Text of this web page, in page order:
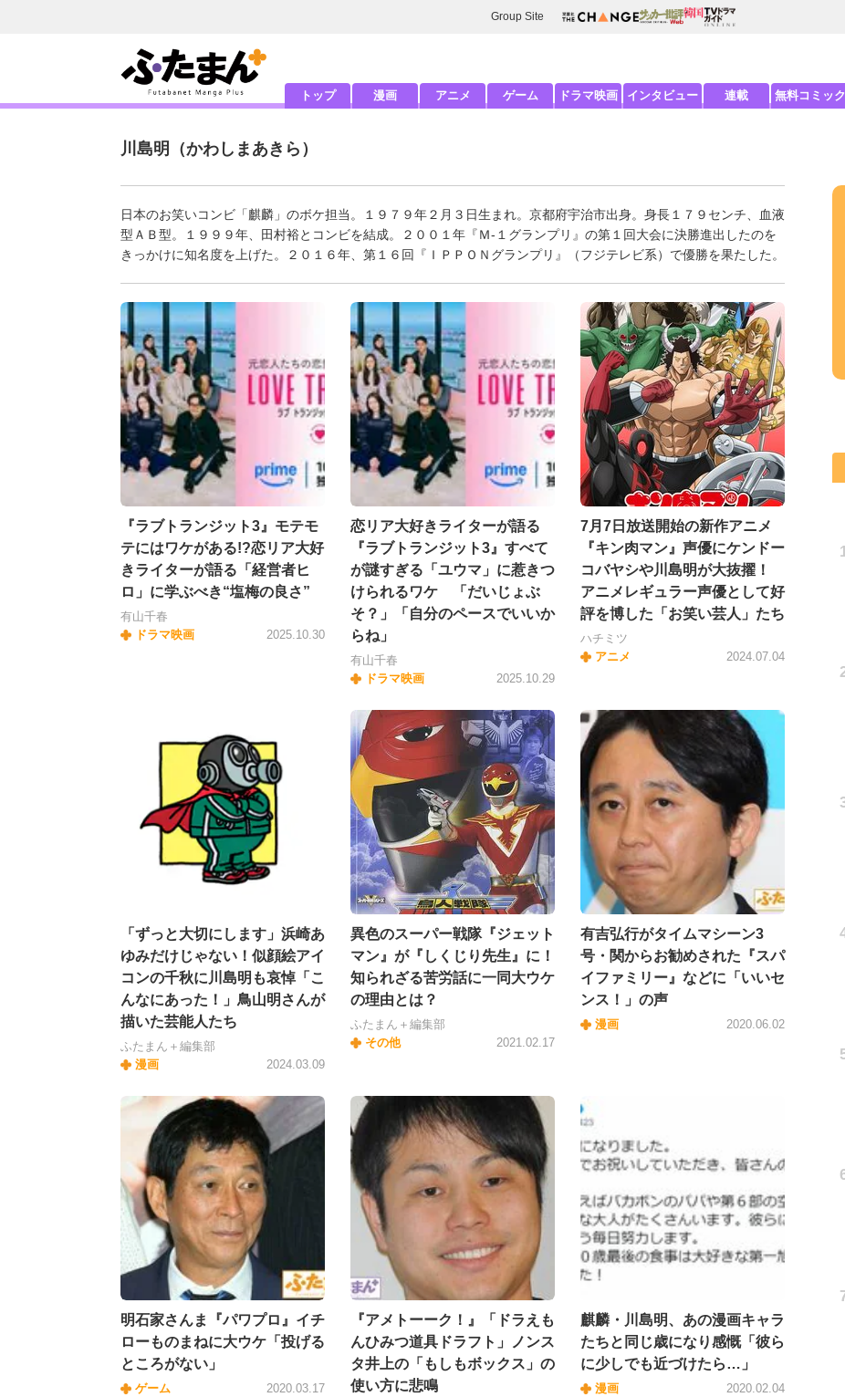
Group Site
トップ 漫画 アニメ ゲーム ドラマ映画 インタビュー 連載 無料コミック
川島明 （かわしまあきら）
日本のお笑いコンビ「麒麟」のボケ担当。１９７９年２月３日生まれ。京都府宇治市出身。身長１７９センチ、血液
型ＡＢ型。１９９９年、田村裕とコンビを結成。２００１年『Ｍ-１グランプリ』の第１回大会に決勝進出したのを
きっかけに知名度を上げた。２０１６年、第１６回『ＩＰＰＯＮグランプリ』（フジテレビ系）で優勝を果たした。
『ラブトランジット3』モテモ
テにはワケがある!?恋リア大好
きライターが語る「経営者ヒ
ロ」に学ぶべき“塩梅の良さ”
有山千春
ドラマ映画
2025.10.30
恋リア大好きライターが語る
『ラブトランジット3』すべて
が謎すぎる「ユウマ」に惹きつ
けられるワケ 「だいじょぶ
そ？」「自分のペースでいいか
らね」
有山千春
ドラマ映画
2025.10.29
7月7日放送開始の新作アニメ
『キン肉マン』声優にケンドー
コバヤシや川島明が大抜擢！
アニメレギュラー声優として好
評を博した「お笑い芸人」たち
ハチミツ
アニメ
2024.07.04
「ずっと大切にします」浜崎あ
ゆみだけじゃない！似顔絵アイ
コンの千秋に川島明も哀悼「こ
んなにあった！」鳥山明さんが
描いた芸能人たち
ふたまん＋編集部
漫画
2024.03.09
異色のスーパー戦隊『ジェット
マン』が『しくじり先生』に！
知られざる苦労話に一同大ウケ
の理由とは？
ふたまん＋編集部
その他
2021.02.17
有吉弘行がタイムマシーン3
号・関からお勧めされた『スパ
イファミリー』などに「いいセ
ンス！」の声
漫画 2020.06.02
明石家さんま『パワプロ』イチ
ローものまねに大ウケ「投げる
ところがない」
ゲーム 2020.03.17
『アメトーーク！』「ドラえも
んひみつ道具ドラフト」ノンス
タ井上の「もしもボックス」の
使い方に悲鳴
麒麟・川島明、あの漫画キャラ
たちと同じ歳になり感慨「彼ら
に少しでも近づけたら…」
漫画 2020.02.04